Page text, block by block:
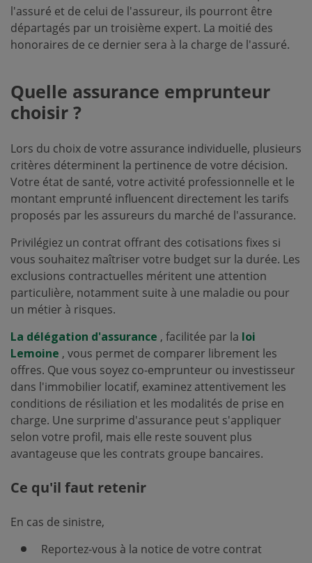
l'assuré et de celui de l'assureur, ils pourront être
départagés par un troisième expert. La moitié des
honoraires de ce dernier sera à la charge de l'assuré.
Quelle assurance emprunteur
choisir ?
Lors du choix de votre assurance individuelle, plusieurs
critères déterminent la pertinence de votre décision.
Votre état de santé, votre activité professionnelle et le
montant emprunté influencent directement les tarifs
proposés par les assureurs du marché de l'assurance.
Privilégiez un contrat offrant des cotisations fixes si
vous souhaitez maîtriser votre budget sur la durée. Les
exclusions contractuelles méritent une attention
particulière, notamment suite à une maladie ou pour
un métier à risques.
La délégation d'assurance , facilitée par la loi
Lemoine , vous permet de comparer librement les
offres. Que vous soyez co-emprunteur ou investisseur
dans l'immobilier locatif, examinez attentivement les
conditions de résiliation et les modalités de prise en
charge. Une surprime d'assurance peut s'appliquer
selon votre profil, mais elle reste souvent plus
avantageuse que les contrats groupe bancaires.
Ce qu'il faut retenir
En cas de sinistre,
Reportez-vous à la notice de votre contrat